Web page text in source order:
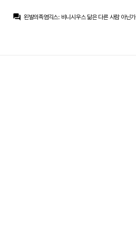
question_answer 왼발의족염긱스: 비니시우스 닮은 다른 사람 아닌가